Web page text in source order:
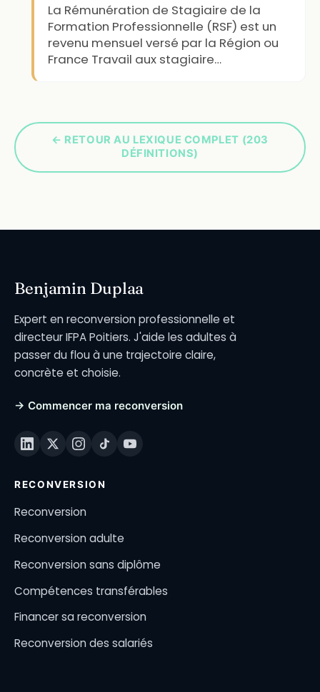
La Rémunération de Stagiaire de la
Formation Professionnelle (RSF) est un
revenu mensuel versé par la Région ou
France Travail aux stagiaire…
← RETOUR AU LEXIQUE COMPLET (203
DÉFINITIONS)
Benjamin Duplaa
Expert en reconversion professionnelle et
directeur IFPA Poitiers. J'aide les adultes à
passer du flou à une trajectoire claire,
concrète et choisie.
→ Commencer ma reconversion
RECONVERSION
Reconversion
Reconversion adulte
Reconversion sans diplôme
Compétences transférables
Financer sa reconversion
Reconversion des salariés